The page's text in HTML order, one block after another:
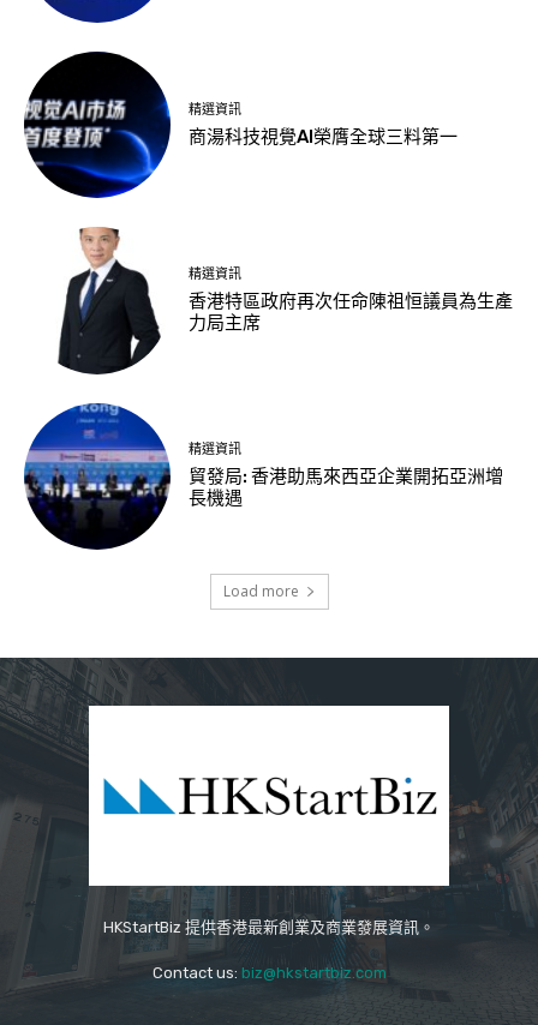
精選資訊
商湯科技視覺AI榮膺全球三料第一
精選資訊
香港特區政府再次任命陳祖恒議員為生產
力局主席
精選資訊
貿發局: 香港助馬來西亞企業開拓亞洲增
長機遇
Load more
HKStartBiz 提供香港最新創業及商業發展資訊。
Contact us: biz@hkstartbiz.com